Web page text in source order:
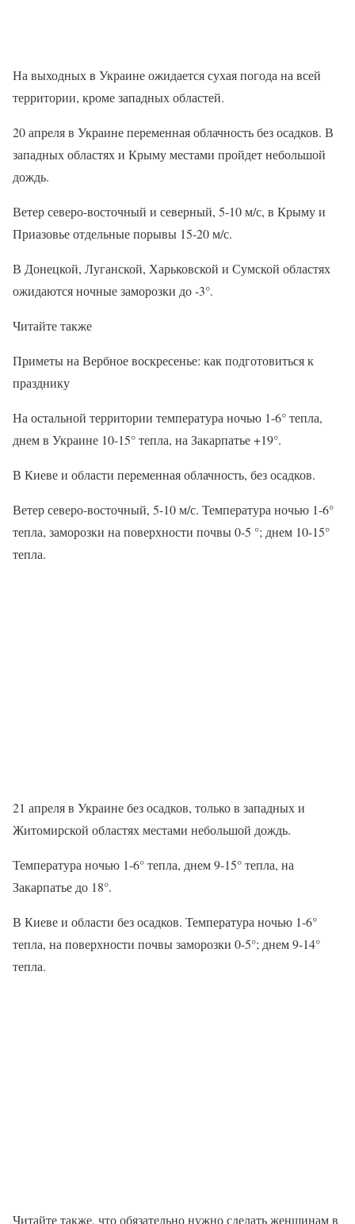
На выходных в Украине ожидается сухая погода на всей
территории, кроме западных областей.
20 апреля в Украине переменная облачность без осадков. В
западных областях и Крыму местами пройдет небольшой
дождь.
Ветер северо-восточный и северный, 5-10 м/с, в Крыму и
Приазовье отдельные порывы 15-20 м/с.
В Донецкой, Луганской, Харьковской и Сумской областях
ожидаются ночные заморозки до -3°.
Читайте также
Приметы на Вербное воскресенье: как подготовиться к
празднику
На остальной территории температура ночью 1-6° тепла,
днем в Украине 10-15° тепла, на Закарпатье +19°.
В Киеве и области переменная облачность, без осадков.
Ветер северо-восточный, 5-10 м/с. Температура ночью 1-6°
тепла, заморозки на поверхности почвы 0-5 °; днем 10-15°
тепла.
21 апреля в Украине без осадков, только в западных и
Житомирской областях местами небольшой дождь.
Температура ночью 1-6° тепла, днем 9-15° тепла, на
Закарпатье до 18°.
В Киеве и области без осадков. Температура ночью 1-6°
тепла, на поверхности почвы заморозки 0-5°; днем 9-14°
тепла.
Читайте также, что обязательно нужно сделать женщинам в